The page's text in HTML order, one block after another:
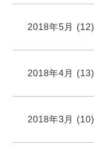
2018年5月 (12)
2018年4月 (13)
2018年3月 (10)